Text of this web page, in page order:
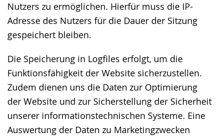
Nutzers zu ermöglichen. Hierfür muss die IP-
Adresse des Nutzers für die Dauer der Sitzung
gespeichert bleiben.
Die Speicherung in Logfiles erfolgt, um die
Funktionsfähigkeit der Website sicherzustellen.
Zudem dienen uns die Daten zur Optimierung
der Website und zur Sicherstellung der Sicherheit
unserer informationstechnischen Systeme. Eine
Auswertung der Daten zu Marketingzwecken